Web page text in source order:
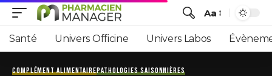
Aa
Santé Univers Officine Univers Labos
COMPLÉMENT ALIMENTAIREPATHOLOGIES SAISONNIÈRES